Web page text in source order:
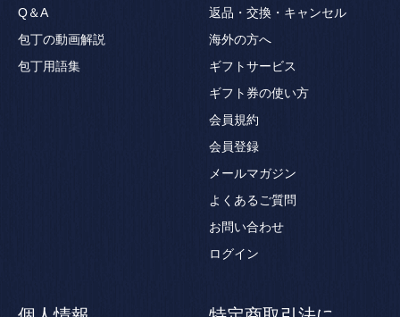
Q＆A
包丁の動画解説
包丁用語集
返品・交換・キャンセル
海外の方へ
ギフトサービス
ギフト券の使い方
会員規約
会員登録
メールマガジン
よくあるご質問
お問い合わせ
ログイン